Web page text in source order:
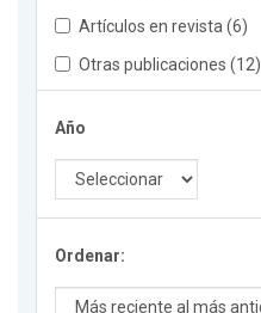
Artículos en revista (6)
Otras publicaciones (12)
Año
Ordenar: